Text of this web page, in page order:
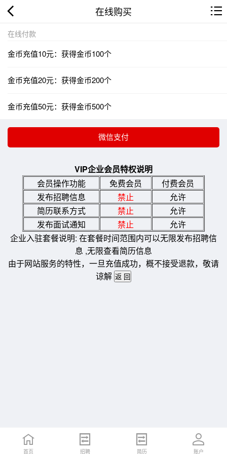
在线购买
在线付款
金币充值10元：获得金币100个
金币充值20元：获得金币200个
金币充值50元：获得金币500个
VIP企业会员特权说明
会员操作功能
免费会员
付费会员
发布招聘信息
禁止
允许
简历联系方式
禁止
允许
发布面试通知
禁止
允许
企业入驻套餐说明: 在套餐时间范围内可以无限发布招聘信
息 ,无限查看简历信息
由于网站服务的特性，一旦充值成功，概不接受退款，敬请
谅解
首页 招聘 简历 账户